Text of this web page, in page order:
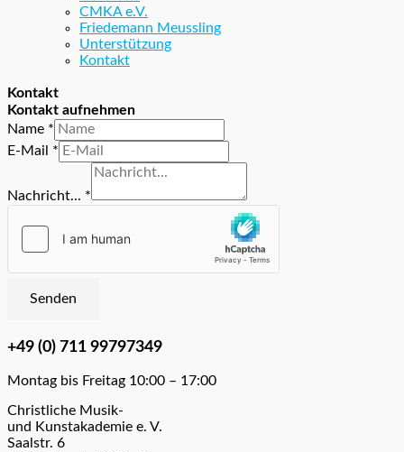
CMKA e.V.
Friedemann Meussling
Unterstützung
Kontakt
Kontakt
Kontakt aufnehmen
Name *
E-Mail *
Nachricht... *
Senden
+49 (0) 711 99797349
Montag bis Freitag 10:00 – 17:00
Christliche Musik-
und Kunstakademie e. V.
Saalstr. 6